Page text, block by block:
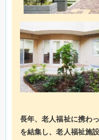
長年、老人福祉に携わ
を結集し、老人福祉施